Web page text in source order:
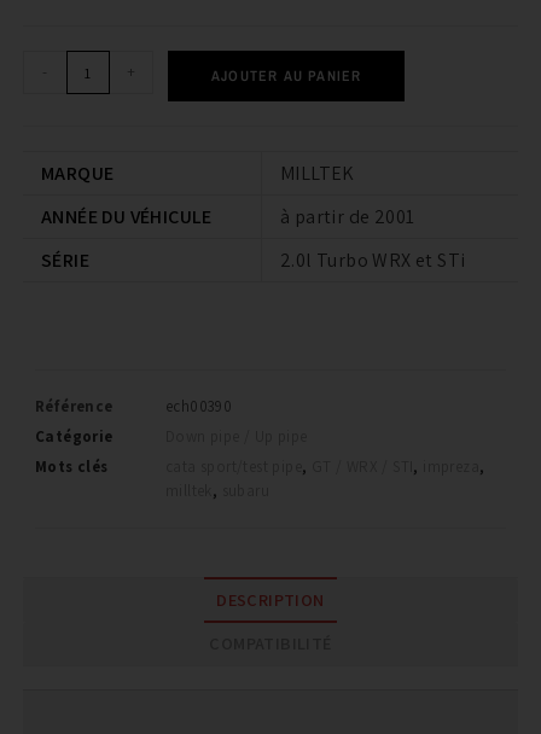
- + AJOUTER AU PANIER
MARQUE
MILLTEK
ANNÉE DU VÉHICULE
à partir de 2001
SÉRIE
2.0l Turbo WRX et STi
Référence
ech00390
Catégorie
Mots clés
, ,
,
,
DESCRIPTION